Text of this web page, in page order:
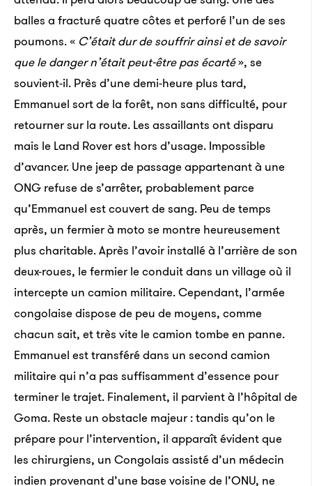
balles a fracturé quatre côtes et perforé l’un de ses
poumons. « C’était dur de souffrir ainsi et de savoir
que le danger n’était peut-être pas écarté», se
souvient-il. Près d’une demi-heure plus tard,
Emmanuel sort de la forêt, non sans difficulté, pour
retourner sur la route. Les assaillants ont disparu
mais le Land Rover est hors d’usage. Impossible
d’avancer. Une jeep de passage appartenant à une
ONG refuse de s’arrêter, probablement parce
qu’Emmanuel est couvert de sang. Peu de temps
après, un fermier à moto se montre heureusement
plus charitable. Après l’avoir installé à l’arrière de son
deux-roues, le fermier le conduit dans un village où il
intercepte un camion militaire. Cependant, l’armée
congolaise dispose de peu de moyens, comme
chacun sait, et très vite le camion tombe en panne.
Emmanuel est transféré dans un second camion
militaire qui n’a pas suffisamment d’essence pour
terminer le trajet. Finalement, il parvient à l’hôpital de
Goma. Reste un obstacle majeur : tandis qu’on le
prépare pour l’intervention, il apparaît évident que
les chirurgiens, un Congolais assisté d’un médecin
indien provenant d’une base voisine de l’ONU, ne